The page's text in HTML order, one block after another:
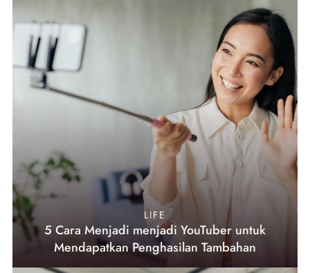
LIFE
5 Cara Menjadi menjadi YouTuber untuk
Mendapatkan Penghasilan Tambahan